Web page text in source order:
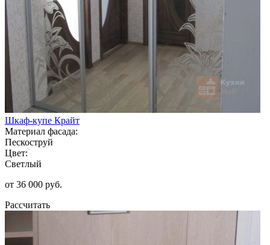
Шкаф-купе Крайт
Материал фасада:
Пескоструй
Цвет:
Светлый
от 36 000 руб.
Рассчитать